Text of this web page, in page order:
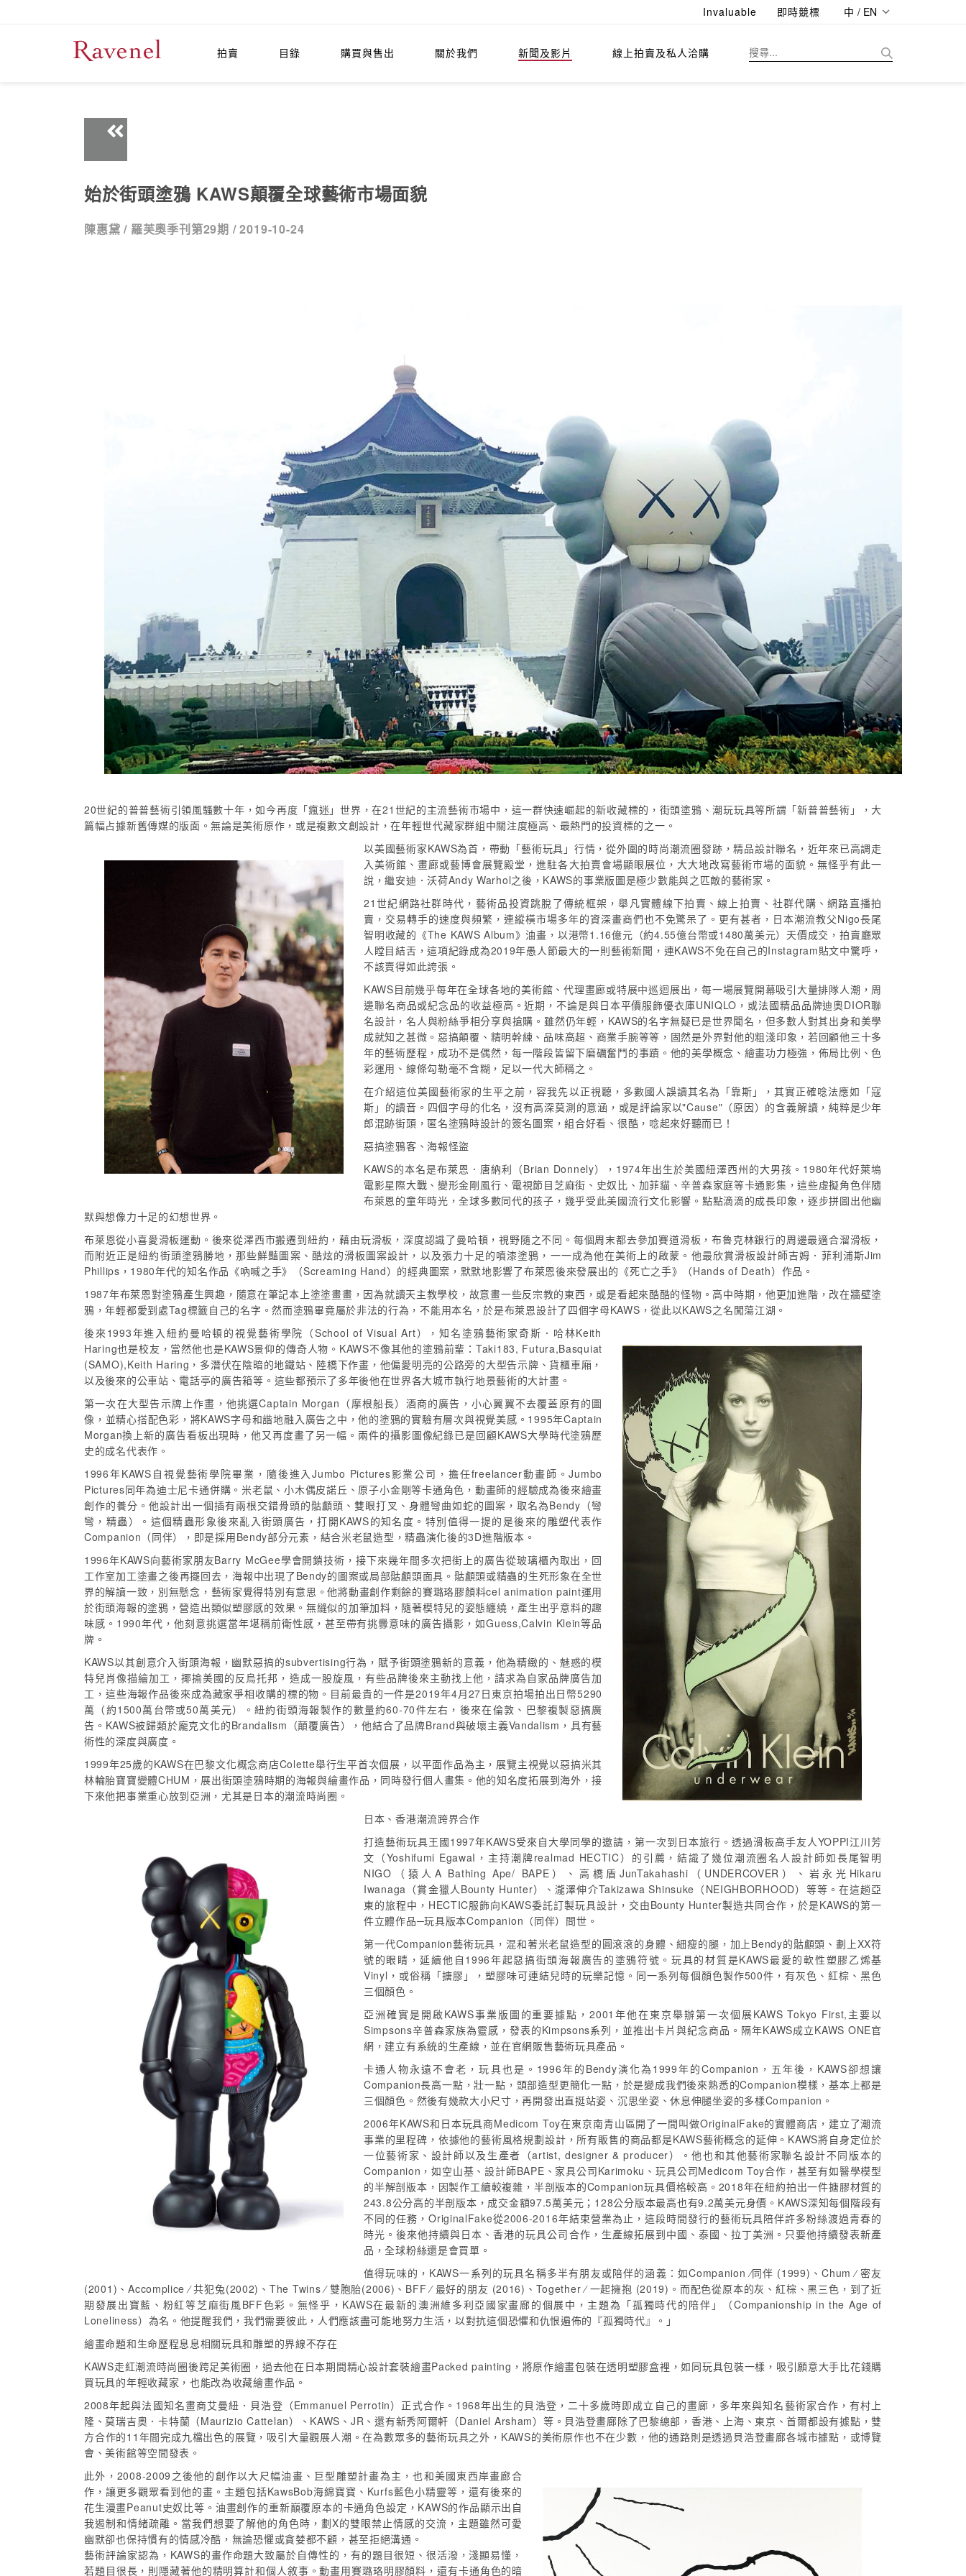
Invaluable 即時競標 中 / EN
拍賣 目錄 購買與售出 關於我們 新聞及影片 線上拍賣及私人洽購
始於街頭塗鴉 KAWS顛覆全球藝術市場面貌
陳惠黛 / 羅芙奧季刊第29期 /2019-10-24
20世紀的普普藝術引領風騷數十年，如今再度「瘋迷」世界，在21世紀的主流藝術市場中，這一群快速崛起的新收藏標的，街頭塗鴉、潮玩玩具等所謂「新普普藝術」，大
篇幅占據新舊傳媒的版面。無論是美術原作，或是複數文創設計，在年輕世代藏家群組中關注度極高、最熱門的投資標的之一。
以美國藝術家KAWS為首，帶動「藝術玩具」行情，從外圍的時尚潮流圈發跡，精品設計聯名，近年來已高調走
入美術館、畫廊或藝博會展覽殿堂，進駐各大拍賣會場顯眼展位，大大地改寫藝術市場的面貌。無怪乎有此一
說，繼安迪．沃荷Andy Warhol之後，KAWS的事業版圖是極少數能與之匹敵的藝術家。
21世紀網路社群時代，藝術品投資跳脫了傳統框架，舉凡實體線下拍賣、線上拍賣、社群代購、網路直播拍
賣，交易轉手的速度與頻繁，連縱橫市場多年的資深畫商們也不免驚呆了。更有甚者，日本潮流教父Nigo長尾
智明收藏的《The KAWS Album》油畫，以港幣1.16億元（約4.55億台幣或1480萬美元）天價成交，拍賣廳眾
人瞠目結舌，這項紀錄成為2019年愚人節最大的一則藝術新聞，連KAWS不免在自己的Instagram貼文中驚呼，
不該賣得如此誇張。
KAWS目前幾乎每年在全球各地的美術館、代理畫廊或特展中巡迴展出，每一場展覽開幕吸引大量排隊人潮，周
邊聯名商品或紀念品的收益極高。近期，不論是與日本平價服飾優衣庫UNIQLO，或法國精品品牌迪奧DIOR聯
名設計，名人與粉絲爭相分享與搶購。雖然仍年輕，KAWS的名字無疑已是世界聞名，但多數人對其出身和美學
成就知之甚微。惡搞顛覆、精明幹練、品味高超、商業手腕等等，固然是外界對他的粗淺印象，若回顧他三十多
年的藝術歷程，成功不是偶然，每一階段皆留下磨礪奮鬥的事蹟。他的美學概念、繪畫功力極強，佈局比例、色
彩運用、線條勾勒毫不含糊，足以一代大師稱之。
在介紹這位美國藝術家的生平之前，容我先以正視聽，多數國人誤讀其名為「靠斯」，其實正確唸法應如「寇
斯」的讀音。四個字母的化名，沒有高深莫測的意涵，或是評論家以"Cause"（原因）的含義解讀，純粹是少年
郎混跡街頭，匿名塗鴉時設計的簽名圖案，組合好看、很酷，唸起來好聽而已！
惡搞塗鴉客、海報怪盜
KAWS的本名是布萊恩．唐納利（Brian Donnely），1974年出生於美國紐澤西州的大男孩。1980年代好萊塢
電影星際大戰、變形金剛風行、電視節目芝麻街、史奴比、加菲貓、辛普森家庭等卡通影集，這些虛擬角色伴隨
布萊恩的童年時光，全球多數同代的孩子，幾乎受此美國流行文化影響。點點滴滴的成長印象，逐步拼圖出他幽
默與想像力十足的幻想世界。
布萊恩從小喜愛滑板運動。後來從澤西市搬遷到紐約，藉由玩滑板，深度認識了曼哈頓，視野隨之不同。每個周末都去參加賽道滑板，布魯克林銀行的周邊最適合溜滑板，
而附近正是紐約街頭塗鴉勝地，那些鮮豔圖案、酷炫的滑板圖案設計，以及張力十足的噴漆塗鴉，一一成為他在美術上的啟蒙。他最欣賞滑板設計師吉姆．菲利浦斯Jim
Phillips，1980年代的知名作品《吶喊之手》（Screaming Hand）的經典圖案，默默地影響了布萊恩後來發展出的《死亡之手》（Hands of Death）作品。
1987年布萊恩對塗鴉產生興趣，隨意在筆記本上塗塗畫畫，因為就讀天主教學校，故意畫一些反宗教的東西，或是看起來酷酷的怪物。高中時期，他更加進階，改在牆壁塗
鴉，年輕都愛到處Tag標籤自己的名字。然而塗鴉畢竟屬於非法的行為，不能用本名，於是布萊恩設計了四個字母KAWS，從此以KAWS之名闖蕩江湖。
後來1993年進入紐約曼哈頓的視覺藝術學院（School of Visual Art），知名塗鴉藝術家奇斯．哈林Keith
Haring也是校友，當然他也是KAWS景仰的傳奇人物。KAWS不像其他的塗鴉前輩：Taki183, Futura,Basquiat
(SAMO),Keith Haring，多潛伏在陰暗的地鐵站、陸橋下作畫，他偏愛明亮的公路旁的大型告示牌、貨櫃車廂，
以及後來的公車站、電話亭的廣告箱等。這些都預示了多年後他在世界各大城市執行地景藝術的大計畫。
第一次在大型告示牌上作畫，他挑選Captain Morgan（摩根船長）酒商的廣告，小心翼翼不去覆蓋原有的圖
像，並精心搭配色彩，將KAWS字母和諧地融入廣告之中，他的塗鴉的實驗有層次與視覺美感。1995年Captain
Morgan換上新的廣告看板出現時，他又再度畫了另一幅。兩件的攝影圖像紀錄已是回顧KAWS大學時代塗鴉歷
史的成名代表作。
1996年KAWS自視覺藝術學院畢業，隨後進入Jumbo Pictures影業公司，擔任freelancer動畫師。Jumbo
Pictures同年為迪士尼卡通併購。米老鼠、小木偶皮諾丘、原子小金剛等卡通角色，動畫師的經驗成為後來繪畫
創作的養分。他設計出一個插有兩根交錯骨頭的骷顱頭、雙眼打叉、身體彎曲如蛇的圖案，取名為Bendy（彎
彎，精蟲）。這個精蟲形象後來亂入街頭廣告，打開KAWS的知名度。特別值得一提的是後來的雕塑代表作
Companion（同伴），即是採用Bendy部分元素，結合米老鼠造型，精蟲演化後的3D進階版本。
1996年KAWS向藝術家朋友Barry McGee學會開鎖技術，接下來幾年間多次把街上的廣告從玻璃櫃內取出，回
工作室加工塗畫之後再擺回去，海報中出現了Bendy的圖案或局部骷顱頭面具。骷顱頭或精蟲的生死形象在全世
界的解讀一致，別無懸念，藝術家覺得特別有意思。他將動畫創作剩餘的賽璐珞膠顏料cel animation paint運用
於街頭海報的塗鴉，營造出類似塑膠感的效果。無縫似的加筆加料，隨著模特兒的姿態纏繞，產生出乎意料的趣
味感。1990年代，他刻意挑選當年堪稱前衛性感，甚至帶有挑釁意味的廣告攝影，如Guess,Calvin Klein等品
牌。
KAWS以其創意介入街頭海報，幽默惡搞的subvertising行為，賦予街頭塗鴉新的意義，他為精緻的、魅惑的模
特兒肖像描繪加工，揶揄美國的反烏托邦，造成一股旋風，有些品牌後來主動找上他，請求為自家品牌廣告加
工，這些海報作品後來成為藏家爭相收購的標的物。目前最貴的一件是2019年4月27日東京拍場拍出日幣5290
萬（約1500萬台幣或50萬美元）。紐約街頭海報製作的數量約60-70件左右，後來在倫敦、巴黎複製惡搞廣
告。KAWS被歸類於龐克文化的Brandalism（顛覆廣告），他結合了品牌Brand與破壞主義Vandalism，具有藝
術性的深度與廣度。
1999年25歲的KAWS在巴黎文化概念商店Colette舉行生平首次個展，以平面作品為主，展覽主視覺以惡搞米其
林輪胎寶寶變體CHUM，展出街頭塗鴉時期的海報與繪畫作品，同時發行個人畫集。他的知名度拓展到海外，接
下來他把事業重心放到亞洲，尤其是日本的潮流時尚圈。
日本、香港潮流跨界合作
打造藝術玩具王國1997年KAWS受來自大學同學的邀請，第一次到日本旅行。透過滑板高手友人YOPPI江川芳
文（Yoshifumi EgawaI，主持潮牌realmad HECTIC）的引薦，結識了幾位潮流圈名人設計師如長尾智明
NIGO（猿人A Bathing Ape/ BAPE）、高橋盾JunTakahashi（UNDERCOVER）、岩永光Hikaru
Iwanaga（賞金獵人Bounty Hunter）、瀧澤伸介Takizawa Shinsuke（NEIGHBORHOOD）等等。在這趟亞
東的旅程中，HECTIC服飾向KAWS委託訂製玩具設計，交由Bounty Hunter製造共同合作，於是KAWS的第一
件立體作品─玩具版本Companion（同伴）問世。
第一代Companion藝術玩具，混和著米老鼠造型的圓滾滾的身體、細瘦的腿，加上Bendy的骷顱頭、劃上XX符
號的眼睛，延續他自1996年起惡搞街頭海報廣告的塗鴉符號。玩具的材質是KAWS最愛的軟性塑膠乙烯基
Vinyl，或俗稱「搪膠」，塑膠味可連結兒時的玩樂記憶。同一系列每個顏色製作500件，有灰色、紅棕、黑色
三個顏色。
亞洲確實是開啟KAWS事業版圖的重要據點，2001年他在東京舉辦第一次個展KAWS Tokyo First,主要以
Simpsons辛普森家族為靈感，發表的Kimpsons系列，並推出卡片與紀念商品。隔年KAWS成立KAWS ONE官
網，建立有系統的生產線，並在官網販售藝術玩具產品。
卡通人物永遠不會老，玩具也是。1996年的Bendy演化為1999年的Companion，五年後，KAWS卻想讓
Companion長高一點，壯一點，頭部造型更簡化一點，於是變成我們後來熟悉的Companion模樣，基本上都是
三個顏色。然後有幾款大小尺寸，再開發出直挺站姿、沉思坐姿、休息伸腿坐姿的多樣Companion。
2006年KAWS和日本玩具商Medicom Toy在東京南青山區開了一間叫做OriginalFake的實體商店，建立了潮流
事業的里程碑，依據他的藝術風格規劃設計，所有販售的商品都是KAWS藝術概念的延伸。KAWS將自身定位於
一位藝術家、設計師以及生產者（artist, designer & producer）。他也和其他藝術家聯名設計不同版本的
Companion，如空山基、設計師BAPE、家具公司Karimoku、玩具公司Medicom Toy合作，甚至有如醫學模型
的半解剖版本，因製作工續較複雜，半剖版本的Companion玩具價格較高。2018年在紐約拍出一件搪膠材質的
243.8公分高的半剖版本，成交金額97.5萬美元；128公分版本最高也有9.2萬美元身價。KAWS深知每個階段有
不同的任務，OriginalFake從2006-2016年結束營業為止，這段時間發行的藝術玩具陪伴許多粉絲渡過青春的
時光。後來他持續與日本、香港的玩具公司合作，生產線拓展到中國、泰國、拉丁美洲。只要他持續發表新產
品，全球粉絲還是會買單。
值得玩味的，KAWS一系列的玩具名稱多半有朋友或陪伴的涵義：如Companion ⁄同伴 (1999)、Chum ⁄ 密友
(2001)、Accomplice ⁄ 共犯兔(2002)、The Twins ⁄ 雙胞胎(2006)、BFF ⁄ 最好的朋友 (2016)、Together ⁄ 一起擁抱 (2019)。而配色從原本的灰、紅棕、黑三色，到了近
期發展出寶藍、粉紅等芝麻街風BFF色彩。無怪乎，KAWS在最新的澳洲維多利亞國家畫廊的個展中，主題為「孤獨時代的陪伴」（Companionship in the Age of
Loneliness）為名。他提醒我們，我們需要彼此，人們應該盡可能地努力生活，以對抗這個恐懼和仇恨遍佈的『孤獨時代』。」
繪畫命題和生命歷程息息相關玩具和雕塑的界線不存在
KAWS走紅潮流時尚圈後跨足美術圈，過去他在日本期間精心設計套裝繪畫Packed painting，將原作繪畫包裝在透明塑膠盒裡，如同玩具包裝一樣，吸引願意大手比花錢購
買玩具的年輕收藏家，也能改為收藏繪畫作品。
2008年起與法國知名畫商艾曼紐．貝浩登（Emmanuel Perrotin）正式合作。1968年出生的貝浩登，二十多歲時即成立自己的畫廊，多年來與知名藝術家合作，有村上
隆、莫瑞吉奧．卡特蘭（Maurizio Cattelan）、KAWS、JR、還有新秀阿爾軒（Daniel Arsham）等。貝浩登畫廊除了巴黎總部，香港、上海、東京、首爾都設有據點，雙
方合作的11年間完成九檔出色的展覽，吸引大量觀展人潮。在為數眾多的藝術玩具之外，KAWS的美術原作也不在少數，他的通路則是透過貝浩登畫廊各城市據點，或博覽
會、美術館等空間發表。
此外，2008-2009之後他的創作以大尺幅油畫、巨型雕塑計畫為主，也和美國東西岸畫廊合
作，讓更多觀眾看到他的畫。主題包括KawsBob海綿寶寶、Kurfs藍色小精靈等，還有後來的
花生漫畫Peanut史奴比等。油畫創作的重新巔覆原本的卡通角色設定，KAWS的作品顯示出自
我遏制和情緒疏離。當我們想要了解他的角色時，劃X的雙眼禁止情感的交流，主題雖然可愛
幽默卻也保持慣有的情感冷酷，無論恐懼或貪婪都不顧，甚至拒絕溝通。
藝術評論家認為，KAWS的畫作命題大致屬於自傳性的，有的題目很短、很活潑，淺顯易懂，
若題目很長，則隱藏著他的精明算計和個人敘事。動畫用賽璐珞明膠顏料，還有卡通角色的暗